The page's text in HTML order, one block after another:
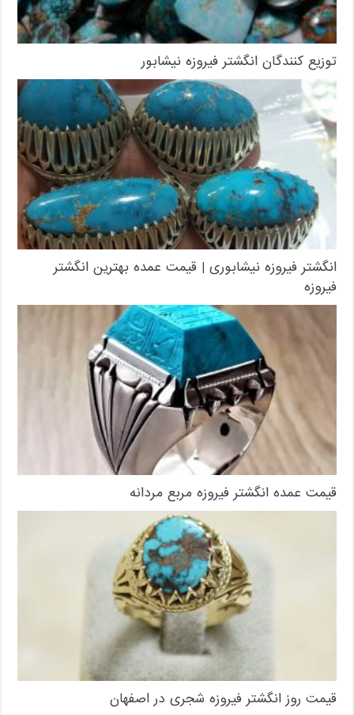
توزیع کنندگان انگشتر فیروزه نیشابور
انگشتر فیروزه نیشابوری | قیمت عمده بهترین انگشتر
فیروزه
قیمت عمده انگشتر فیروزه مربع مردانه
قیمت روز انگشتر فیروزه شجری در اصفهان